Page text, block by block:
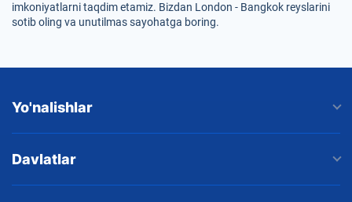
imkoniyatlarni taqdim etamiz. Bizdan London - Bangkok reyslarini
sotib oling va unutilmas sayohatga boring.
Yo'nalishlar
Davlatlar